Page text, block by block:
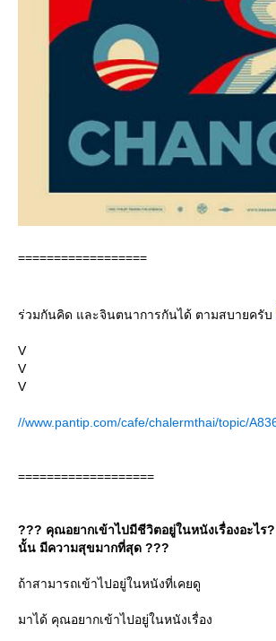
==================
ร่วมกันคิด และจินตนาการกันได้ ตามสบายครับ
V
V
V
//www.pantip.com/cafe/chalermthai/topic/
===================
??? คุณอยากเข้าไปมีชีวิตอยู่ในหนังเรื่องอะไ
นั้น มีความสุขมากที่สุด ???
ถ้าสามารถเข้าไปอยู่ในหนังที่เคยดู
มาได้ คุณอยากเข้าไปอยู่ในหนังเรื่อง